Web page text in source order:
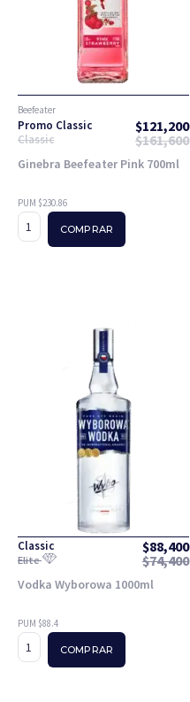
Beefeater
Promo Classic $121,200
Classic $161,600
Ginebra Beefeater Pink 700ml
PUM $230.86
COMPRAR
Classic $88,400
Elite $74,400
Vodka Wyborowa 1000ml
PUM $88.4
COMPRAR